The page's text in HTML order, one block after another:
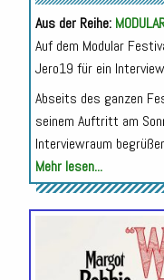
Aus der Reihe:
Auf dem Modular
Jero19 für ein
Abseits des ganzen
seinem Auftritt am
Interviewraum
Mehr lesen...